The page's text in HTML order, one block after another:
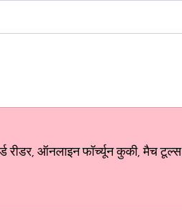
रीडर, ऑनलाइन फॉर्च्यून कुकी, मैच टूल्स